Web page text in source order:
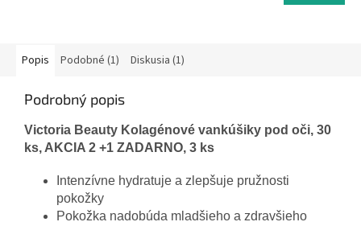
Popis Podobné (1) Diskusia (1)
Podrobný popis
Victoria Beauty Kolagénové vankúšiky pod oči, 30
ks, AKCIA 2 +1 ZADARNO, 3 ks
Intenzívne hydratuje a zlepšuje pružnosti
pokožky
Pokožka nadobúda mladšieho a zdravšieho